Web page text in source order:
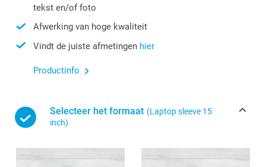
tekst en/of foto
Afwerking van hoge kwaliteit
Vindt de juiste afmetingen hier
Productinfo
Selecteer het formaat (Laptop sleeve 15
inch)